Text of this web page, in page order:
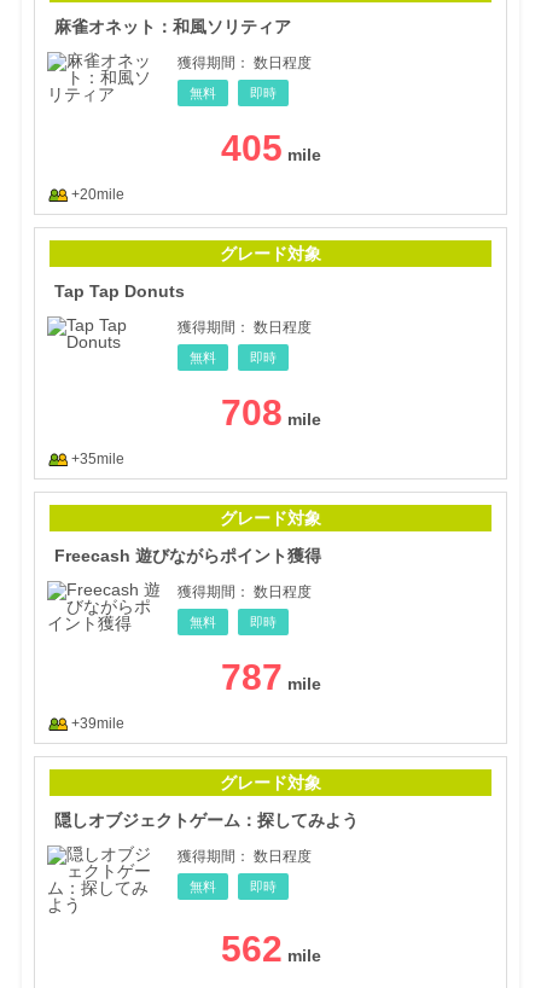
麻雀オネット：和風ソリティア
獲得期間： 数日程度
無料 即時
405
+20mile
グレード対象
Tap Tap Donuts
獲得期間： 数日程度
無料 即時
708
+35mile
グレード対象
Freecash 遊びながらポイント獲得
獲得期間： 数日程度
無料 即時
787
+39mile
グレード対象
隠しオブジェクトゲーム：探してみよう
獲得期間： 数日程度
無料 即時
562